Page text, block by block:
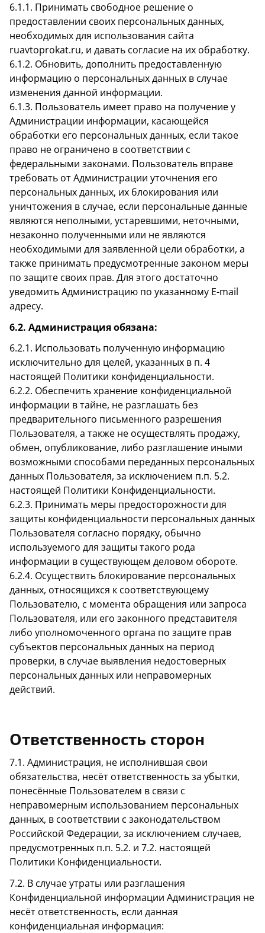
6.1.1. Принимать свободное решение о
предоставлении своих персональных данных,
необходимых для использования сайта
ruavtoprokat.ru, и давать согласие на их обработку.
6.1.2. Обновить, дополнить предоставленную
информацию о персональных данных в случае
изменения данной информации.
6.1.3. Пользователь имеет право на получение у
Администрации информации, касающейся
обработки его персональных данных, если такое
право не ограничено в соответствии с
федеральными законами. Пользователь вправе
требовать от Администрации уточнения его
персональных данных, их блокирования или
уничтожения в случае, если персональные данные
являются неполными, устаревшими, неточными,
незаконно полученными или не являются
необходимыми для заявленной цели обработки, а
также принимать предусмотренные законом меры
по защите своих прав. Для этого достаточно
уведомить Администрацию по указанному E-mail
адресу.
6.2. Администрация обязана:
6.2.1. Использовать полученную информацию
исключительно для целей, указанных в п. 4
настоящей Политики конфиденциальности.
6.2.2. Обеспечить хранение конфиденциальной
информации в тайне, не разглашать без
предварительного письменного разрешения
Пользователя, а также не осуществлять продажу,
обмен, опубликование, либо разглашение иными
возможными способами переданных персональных
данных Пользователя, за исключением п.п. 5.2.
настоящей Политики Конфиденциальности.
6.2.3. Принимать меры предосторожности для
защиты конфиденциальности персональных данных
Пользователя согласно порядку, обычно
используемого для защиты такого рода
информации в существующем деловом обороте.
6.2.4. Осуществить блокирование персональных
данных, относящихся к соответствующему
Пользователю, с момента обращения или запроса
Пользователя, или его законного представителя
либо уполномоченного органа по защите прав
субъектов персональных данных на период
проверки, в случае выявления недостоверных
персональных данных или неправомерных
действий.
Ответственность сторон
7.1. Администрация, не исполнившая свои
обязательства, несёт ответственность за убытки,
понесённые Пользователем в связи с
неправомерным использованием персональных
данных, в соответствии с законодательством
Российской Федерации, за исключением случаев,
предусмотренных п.п. 5.2. и 7.2. настоящей
Политики Конфиденциальности.
7.2. В случае утраты или разглашения
Конфиденциальной информации Администрация не
несёт ответственность, если данная
конфиденциальная информация: